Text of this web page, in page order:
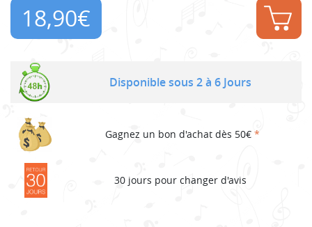
18,90€
Disponible sous 2 à 6 Jours
Gagnez un bon d'achat dès 50€ *
30 jours pour changer d'avis